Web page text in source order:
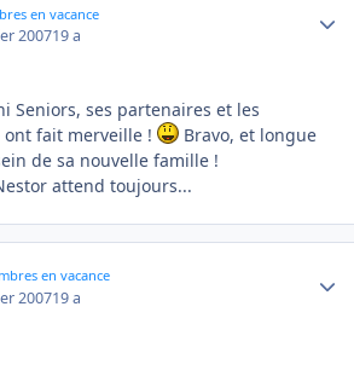
en vacance
200719 a
Seniors, ses partenaires et les
fait merveille !
Bravo, et longue
de sa nouvelle famille !
attend toujours...
en vacance
200719 a